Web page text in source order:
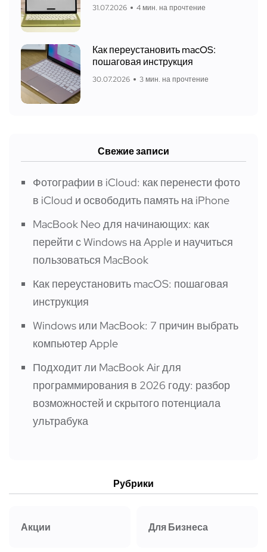
31.07.2026 4 мин. на прочтение
Как переустановить macOS:
пошаговая инструкция
30.07.2026 3 мин. на прочтение
Свежие записи
Фотографии в iCloud: как перенести фото
в iCloud и освободить память на iPhone
MacBook Neo для начинающих: как
перейти с Windows на Apple и научиться
пользоваться MacBook
Как переустановить macOS: пошаговая
инструкция
Windows или MacBook: 7 причин выбрать
компьютер Apple
Подходит ли MacBook Air для
программирования в 2026 году: разбор
возможностей и скрытого потенциала
ультрабука
Рубрики
Акции Для Бизнеса